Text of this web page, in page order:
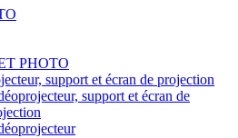
PHOTO
support et écran de projection
support et écran de